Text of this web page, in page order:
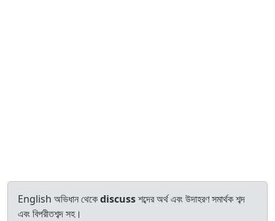
English অভিধান থেকেdiscussশব্দের অর্থ এবং উদাহরণ সমার্থক শব্দ
এবং বিপরীতশব্দ সহ।